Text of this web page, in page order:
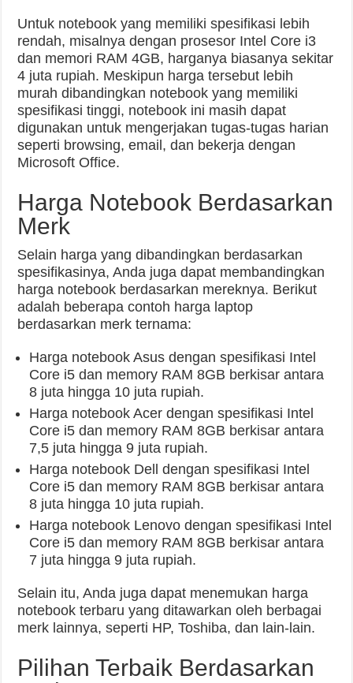
Untuk notebook yang memiliki spesifikasi lebih
rendah, misalnya dengan prosesor Intel Core i3
dan memori RAM 4GB, harganya biasanya sekitar
4 juta rupiah. Meskipun harga tersebut lebih
murah dibandingkan notebook yang memiliki
spesifikasi tinggi, notebook ini masih dapat
digunakan untuk mengerjakan tugas-tugas harian
seperti browsing, email, dan bekerja dengan
Microsoft Office.
Harga Notebook Berdasarkan
Merk
Selain harga yang dibandingkan berdasarkan
spesifikasinya, Anda juga dapat membandingkan
harga notebook berdasarkan mereknya. Berikut
adalah beberapa contoh harga laptop
berdasarkan merk ternama:
Harga notebook Asus dengan spesifikasi Intel
Core i5 dan memory RAM 8GB berkisar antara
8 juta hingga 10 juta rupiah.
Harga notebook Acer dengan spesifikasi Intel
Core i5 dan memory RAM 8GB berkisar antara
7,5 juta hingga 9 juta rupiah.
Harga notebook Dell dengan spesifikasi Intel
Core i5 dan memory RAM 8GB berkisar antara
8 juta hingga 10 juta rupiah.
Harga notebook Lenovo dengan spesifikasi Intel
Core i5 dan memory RAM 8GB berkisar antara
7 juta hingga 9 juta rupiah.
Selain itu, Anda juga dapat menemukan harga
notebook terbaru yang ditawarkan oleh berbagai
merk lainnya, seperti HP, Toshiba, dan lain-lain.
Pilihan Terbaik Berdasarkan